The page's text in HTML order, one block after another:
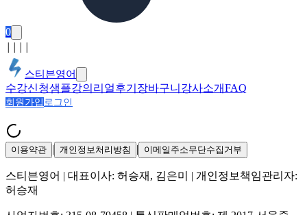
0
스티븐영어
수강신청샘플강의 리얼후기 장바구니 강사소개FAQ
회원가입 로그인
이용약관 | 개인정보처리방침 | 이메일주소무단수집거부
스티븐영어 | 대표이사: 허승재, 김은미
| 개인정보책임관리자:
허승재